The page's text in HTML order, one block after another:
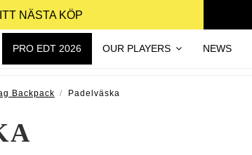
NÄSTA KÖP
PRO EDT 2026 OUR PLAYERS NEWS
Backpack Padelväska